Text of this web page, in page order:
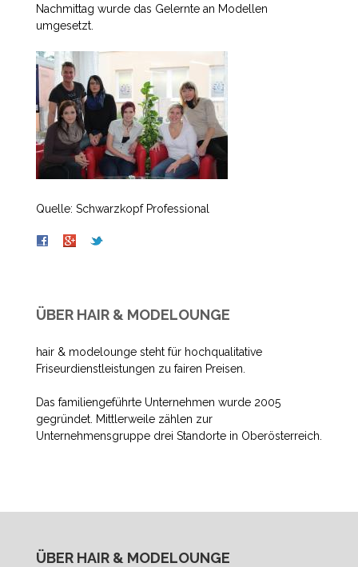
Nachmittag wurde das Gelernte an Modellen
umgesetzt.
Quelle: Schwarzkopf Professional
ÜBER HAIR & MODELOUNGE
hair & modelounge steht für hochqualitative
Friseurdienstleistungen zu fairen Preisen.
Das familiengeführte Unternehmen wurde 2005
gegründet. Mittlerweile zählen zur
Unternehmensgruppe drei Standorte in Oberösterreich.
ÜBER HAIR & MODELOUNGE